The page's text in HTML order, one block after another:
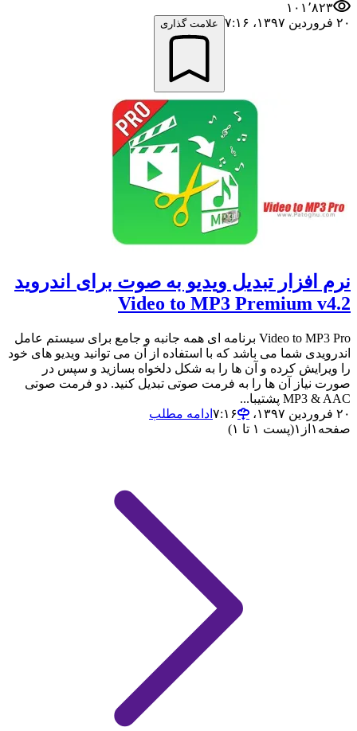
۱۰۱٬۸۲۳
۲۰ فروردین ۱۳۹۷،‏ ۷:۱۶
علامت گذاری
نرم افزار تبدیل ویدیو به صوت برای اندروید
Video to MP3 Premium v4.2
Video to MP3 Pro برنامه ای همه جانبه و جامع برای سیستم عامل
اندرویدی شما می باشد که با استفاده از آن می توانید ویدیو های خود
را ویرایش کرده و آن ها را به شکل دلخواه بسازید و سپس در
صورت نیاز آن ها را به فرمت صوتی تبدیل کنید. دو فرمت صوتی
MP3 & AAC پشتیبا...
۲۰ فروردین ۱۳۹۷،‏ ۷:۱۶
ادامه مطلب
صفحه ۱ از ۱(پست ۱ تا ۱)